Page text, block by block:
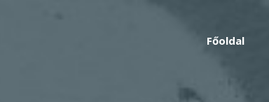
Főoldal